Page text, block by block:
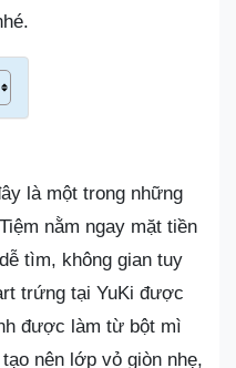
là một trong những
nằm ngay mặt tiền
tìm, không gian tuy
trứng tại YuKi được
được làm từ bột mì
nên lớp vỏ giòn nhẹ,